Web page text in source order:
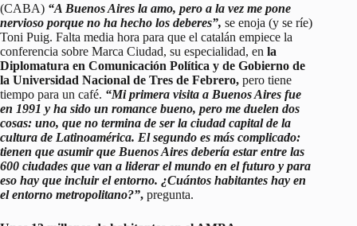
(CABA) “A Buenos Aires la amo, pero a la vez me pone
nervioso porque no ha hecho los deberes”, se enoja (y se ríe)
Toni Puig. Falta media hora para que el catalán empiece la
conferencia sobre Marca Ciudad, su especialidad, en la
Diplomatura en Comunicación Política y de Gobierno de
la Universidad Nacional de Tres de Febrero, pero tiene
tiempo para un café. “Mi primera visita a Buenos Aires fue
en 1991 y ha sido un romance bueno, pero me duelen dos
cosas: uno, que no termina de ser la ciudad capital de la
cultura de Latinoamérica. El segundo es más complicado:
tienen que asumir que Buenos Aires debería estar entre las
600 ciudades que van a liderar el mundo en el futuro y para
eso hay que incluir el entorno. ¿Cuántos habitantes hay en
el entorno metropolitano?”, pregunta.